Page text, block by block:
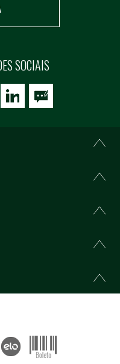
SOCIAIS
social03